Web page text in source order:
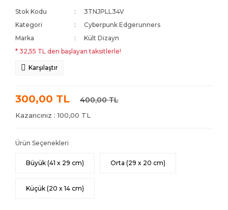
Stok Kodu
3TNJPLL34V
Kategori
Cyberpunk Edgerunners
Marka
Kült Dizayn
* 32,55 TL den başlayan taksitlerle!
Karşılaştır
300,00 TL 400,00 TL
Kazancınız : 100,00 TL
Ürün Seçenekleri
Büyük (41 x 29 cm) Orta (29 x 20 cm)
Küçük (20 x 14 cm)